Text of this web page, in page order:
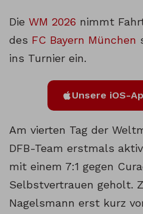
Die WM 2026 nimmt
des FC Bayern München
ins Turnier ein.
Unsere iOS-
Am vierten Tag der
DFB-Team erstmals
mit einem 7:1 gegen
Selbstvertrauen geholt.
Nagelsmann erst kurz